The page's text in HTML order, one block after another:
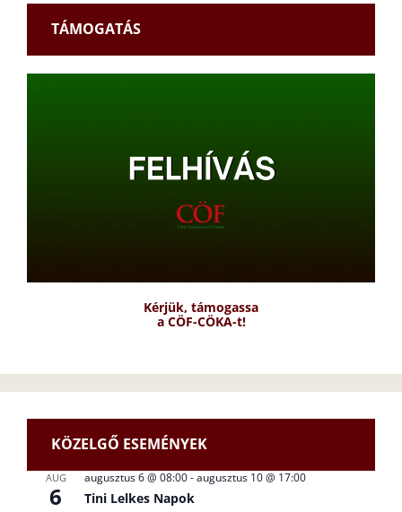
TÁMOGATÁS
Kérjük, támogassa
a CÖF-CÖKA-t!
KÖZELGŐ ESEMÉNYEK
AUG
6
augusztus 6 @ 08:00-augusztus 10 @ 17:00
Tini Lelkes Napok